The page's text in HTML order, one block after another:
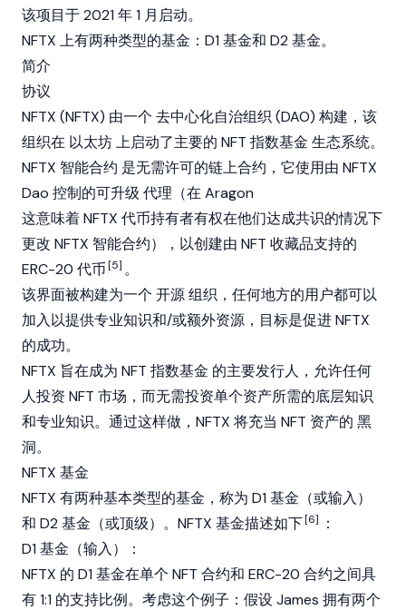
该项目于 2021 年 1 月启动。
NFTX 上有两种类型的基金：D1 基金和 D2 基金。
简介
协议
NFTX (NFTX) 由一个 去中心化自治组织 (DAO) 构建，该
组织在 以太坊上启动了主要的 NFT 指数基金 生态系统。
NFTX 智能合约 是无需许可的链上合约，它使用由 NFTX
Dao 控制的可升级 代理 （在 Aragon
这意味着 NFTX 代币持有者有权在他们达成共识的情况下
更改 NFTX 智能合约），以创建由 NFT 收藏品支持的
ERC-20 代币[5] 。
该界面被构建为一个 开源组织，任何地方的用户都可以
加入以提供专业知识和/或额外资源，目标是促进 NFTX
的成功。
NFTX 旨在成为 NFT 指数基金 的主要发行人，允许任何
人投资 NFT 市场，而无需投资单个资产所需的底层知识
和专业知识。通过这样做，NFTX 将充当 NFT 资产的 黑
洞。
NFTX 基金
NFTX 有两种基本类型的基金，称为 D1 基金（或输入）
和 D2 基金（或顶级）。NFTX 基金描述如下[6]
：
D1 基金（输入）：
NFTX 的 D1 基金在单个 NFT 合约和 ERC-20 合约之间具
有 1:1 的支持比例。考虑这个例子：假设 James 拥有两个